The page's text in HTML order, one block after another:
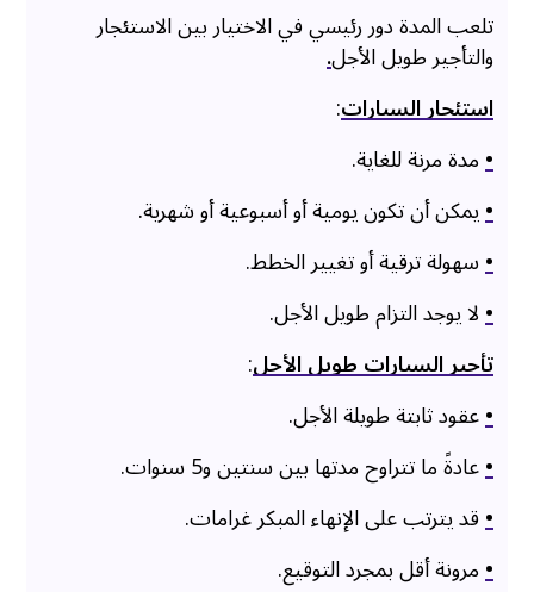
تلعب المدة دور رئيسي في الاختيار بين الاستئجار
والتأجير طويل الأجل.
استئجار السيارات:
•مدة مرنة للغاية.
•يمكن أن تكون يومية أو أسبوعية أو شهرية.
•سهولة ترقية أو تغيير الخطط.
•لا يوجد التزام طويل الأجل.
تأجير السيارات طويل الأجل:
•عقود ثابتة طويلة الأجل.
•عادةً ما تتراوح مدتها بين سنتين و5 سنوات.
•قد يترتب على الإنهاء المبكر غرامات.
•مرونة أقل بمجرد التوقيع.